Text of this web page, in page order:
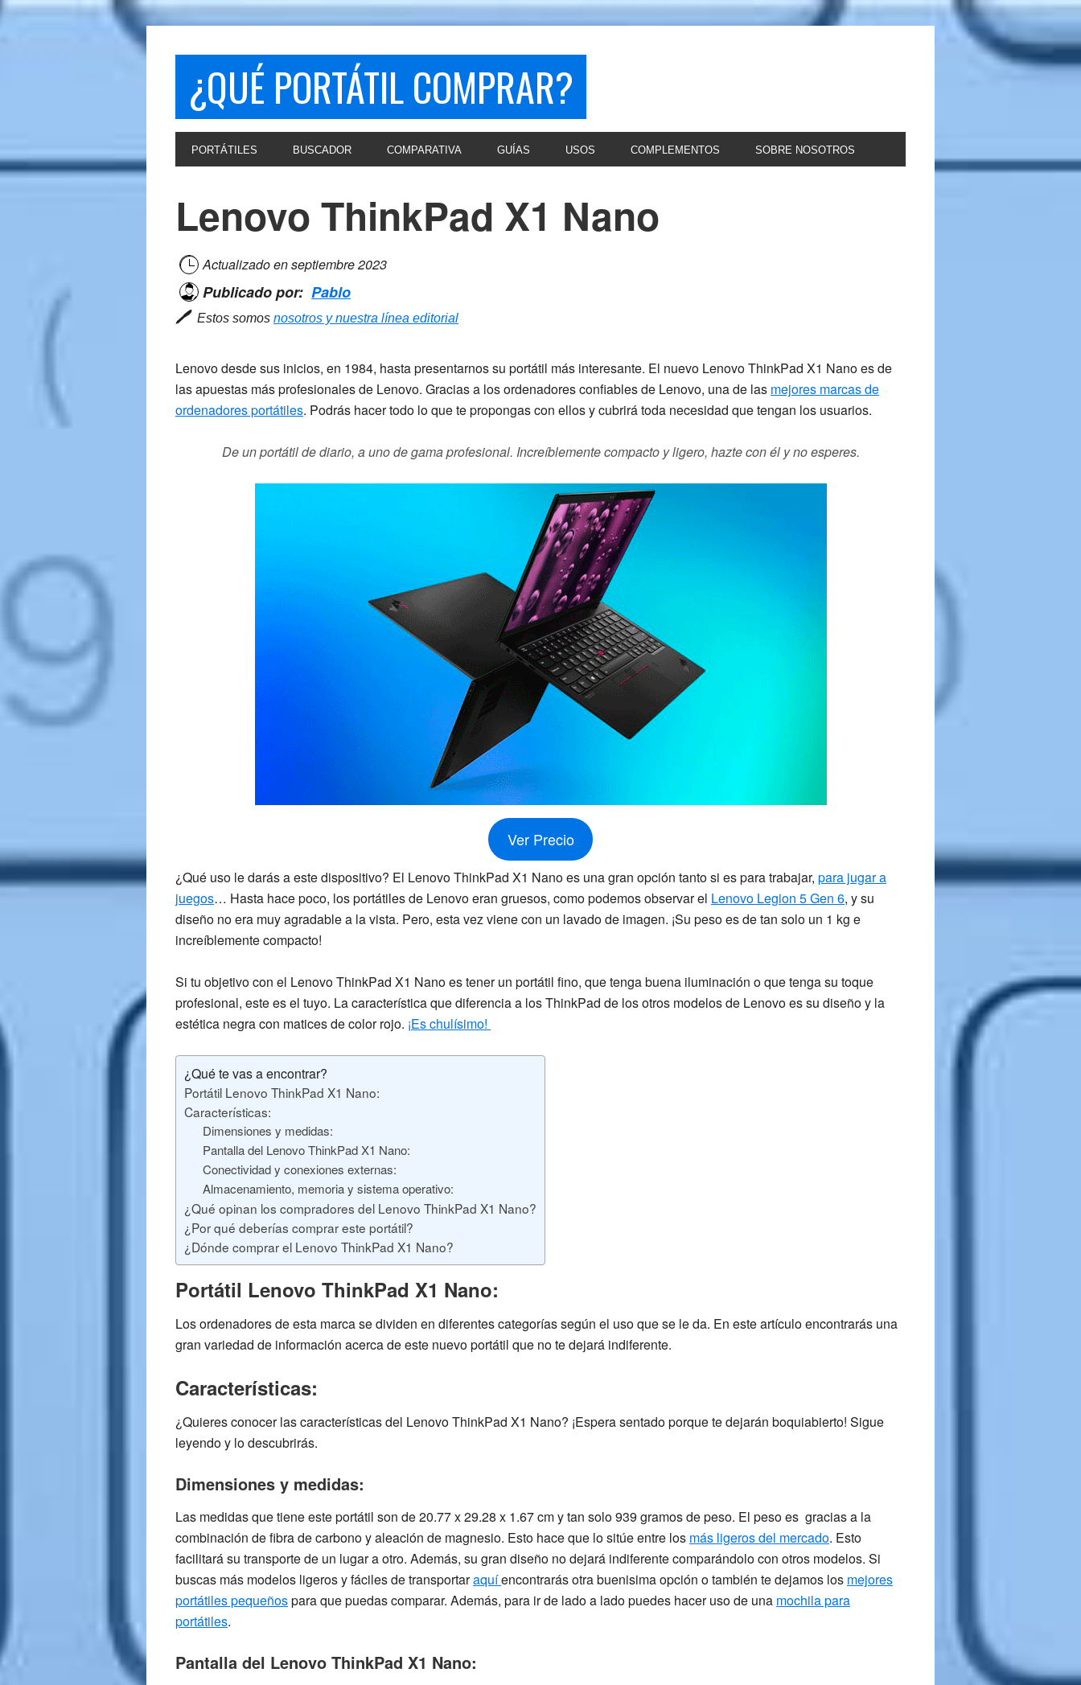
Skip
to
primary
Skip
to
¿QUÉ PORTÁTIL COMPRAR?
PORTÁTILES BUSCADOR COMPARATIVA GUÍAS USOS COMPLEMENTOS SOBRE NOSOTROS
Lenovo ThinkPad X1 Nano
Actualizado enseptiembre 2023
Publicado por: Pablo
🖊 Estos somos nosotros y nuestra línea editorial
Lenovodesde sus inicios, en 1984, hasta presentarnos su portátil más interesante. El nuevo Lenovo ThinkPad X1 Nanoes de
las apuestas másprofesionalesde Lenovo. Gracias a los ordenadores confiables de Lenovo, una de las mejores marcas de
ordenadores portátiles. Podrás hacer todo lo que te propongas con ellos y cubrirá toda necesidad que tengan los usuarios.
De un portátil de diario, a uno de gama profesional. Increíblemente compacto y ligero, hazte con él y no esperes.
Ver Precio
¿Qué uso le darás a este dispositivo? El Lenovo ThinkPad X1 Nanoes una gran opción tanto si es para trabajar, para jugar a
juegos… Hasta hace poco, los portátiles de Lenovoeran gruesos, como podemos observar el Lenovo Legion 5 Gen 6, y su
diseño no era muy agradable a la vista. Pero, esta vez viene con un lavado de imagen. ¡Su peso es de tan solo un 1 kg e
increíblemente compacto!
Si tu objetivo con el Lenovo ThinkPad X1 Nanoes tener un portátil fino, que tenga buena iluminación o que tenga su toque
profesional, este es el tuyo. La característica que diferencia a losThinkPad de los otros modelos de Lenovo es su diseño y la
estética negra con matices de color rojo. ¡Es chulísimo!
¿Qué te vas a encontrar?
Portátil Lenovo ThinkPad X1 Nano:
Características:
Dimensiones y medidas:
Pantalla del Lenovo ThinkPad X1 Nano:
Conectividad y conexiones externas:
Almacenamiento, memoria y sistema operativo:
¿Qué opinan los compradores del Lenovo ThinkPad X1 Nano?
¿Por qué deberías comprar este portátil?
¿Dónde comprar el Lenovo ThinkPad X1 Nano?
Portátil Lenovo ThinkPad X1 Nano:
Los ordenadores de esta marca se dividen en diferentes categorías según el uso que se le da. En este artículo encontrarás una
gran variedad de información acerca de este nuevo portátil que no te dejará indiferente.
Características:
¿Quieres conocer las características del Lenovo ThinkPad X1 Nano? ¡Espera sentado porque te dejarán boquiabierto! Sigue
leyendo y lo descubrirás.
Dimensiones y medidas:
Las medidas que tiene este portátil son de ‎20.77 x 29.28 x 1.67 cmy tan solo939 gramosde peso. El peso es gracias a la
combinación de fibra de carbono y aleación de magnesio. Esto hace que lo sitúe entre los más ligeros del mercado. Esto
facilitará su transporte de un lugar a otro. Además, su gran diseño no dejará indiferente comparándolo con otros modelos. Si
buscas más modelos ligeros y fáciles de transportaraquíencontrarás otra buenisima opción o también te dejamos los mejores
portátiles pequeñospara que puedas comparar. Además, para ir de lado a lado puedes hacer uso de una mochila para
portátiles.
Pantalla del Lenovo ThinkPad X1 Nano: